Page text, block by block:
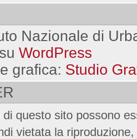
Nazionale di
WordPress
grafica: Studio
questo sito possono
vietata la